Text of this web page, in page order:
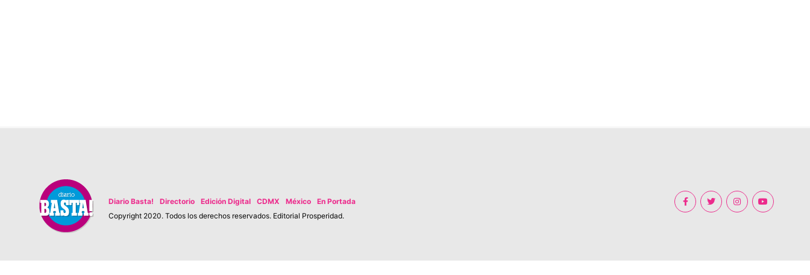
Diario Basta! Directorio Edición Digital CDMX México
En Portada
Copyright 2020. Todos los derechos reservados. Editorial Prosperidad.